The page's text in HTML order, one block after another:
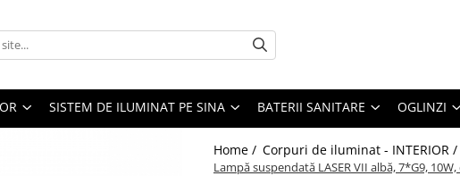
SISTEM DE ILUMINAT PE SINA BATERII SANITARE OGLINZI
Home / Corpuri de iluminat - INTERIOR /
Lampă suspendată LASER VII albă, 7*G9,